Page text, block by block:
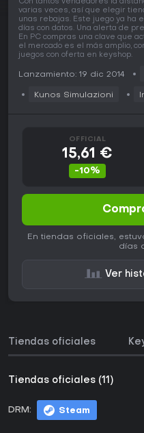
Con tantos vendedores la
varias veces, así que elegir
unas rebajas. Este juego ya ha
días con datos. Una alerta de
En PC compras una clave que
el mercado es el más amplio,
juegos con oferta en keyshop.
Lanzamiento: 19 dic 2014
Kunos Simulazioni
OFFICIAL
15,61 €
-10%
En tiendas oficiales,
días
Ver
Tiendas oficiales
Tiendas oficiales (11)
DRM: Steam